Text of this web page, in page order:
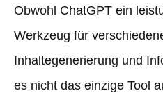
Obwohl ChatGPT ein
Werkzeug für
Inhaltegenerierung und
es nicht das einzige Tool